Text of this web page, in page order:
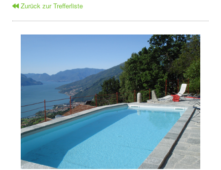
Zurück zur Trefferliste